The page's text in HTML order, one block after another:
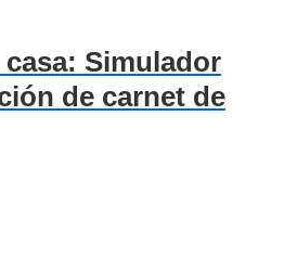
Simulador
de carnet de